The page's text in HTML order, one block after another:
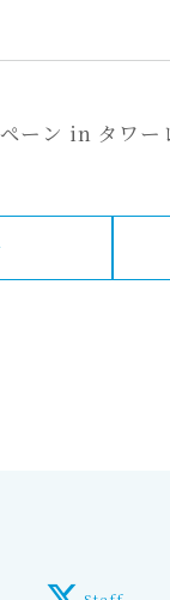
ン in タワー